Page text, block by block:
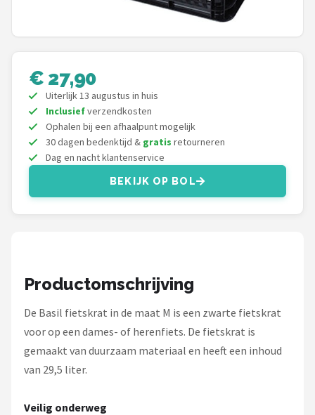
ABUS
AXA
New Looxs
BBB Cycling
Cortina
Alle merken →
€ 27,90
Uiterlijk 13 augustus in huis
Inclusiefverzendkosten
Ophalen bij een afhaalpunt mogelijk
30 dagen bedenktijd & gratis retourneren
Dag en nacht klantenservice
BEKIJK OP BOL
Productomschrijving
De Basil fietskrat in de maat M is een zwarte fietskrat
voor op een dames- of herenfiets. De fietskrat is
gemaakt van duurzaam materiaal en heeft een inhoud
van 29,5 liter.
Veilig onderweg